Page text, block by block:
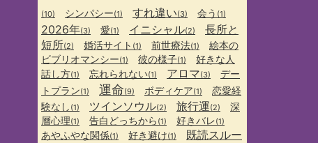
(10) シンパシー(1) すれ違い(3) 会う (1)
2026年(3) 愛(1) イニシャル(2)
長所と
短所(2) 婚活サイト (1) 前世療法(1)
絵本の
ビブリオマンシー(1) 彼の様子(1)
好きな人
話し方(1) 忘れられない(1) アロマ(3)
デー
トプラン(1) 運命(9) ボディケア(1)
恋愛経
験なし (1) ツインソウル(2) 旅行運(2)
深
層心理(1) 告白どっちから (1) 好きバレ(1)
あやふやな関係(1) 好き避け(1) 既読スルー